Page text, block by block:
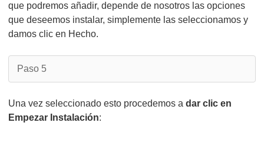
que podremos añadir, depende de nosotros las opciones
que deseemos instalar, simplemente las seleccionamos y
damos clic en Hecho.
Paso 5
Una vez seleccionado esto procedemos a dar clic en
Empezar Instalación: